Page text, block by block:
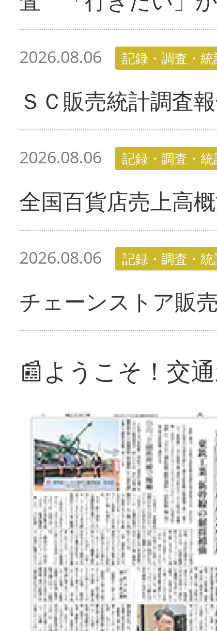
2026.08.06 記録・調査・
ＳＣ販売統計調査
2026.08.06 記録・調査・
全国百貨店売上高
2026.08.06 記録・調査・
チェーンストア販
📰ようこそ！交